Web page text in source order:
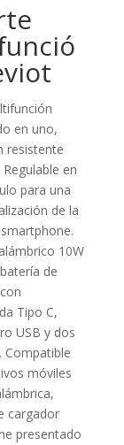
en uno,
resistente
en
para una
de la
10W
de
Tipo C,
USB y dos
Compatible
móviles
cargador
presentado